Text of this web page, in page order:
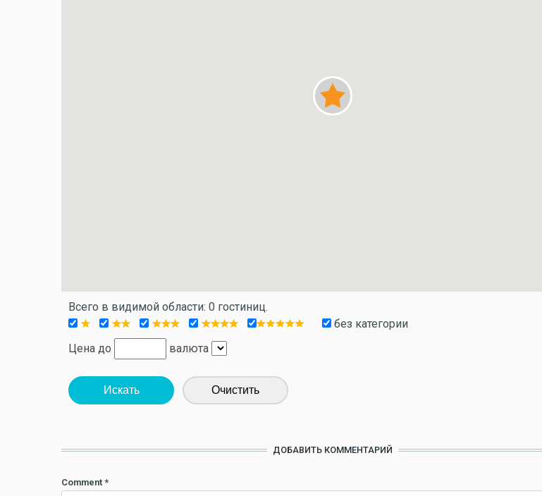
Всего в видимой области: 0 гостиниц.
без категории
Цена до
валюта
Искать Очистить
ДОБАВИТЬ КОММЕНТАРИЙ
Comment *